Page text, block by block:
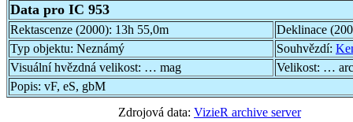
Data pro IC 953
Rektascenze (2000): 13h 55,0m
Deklinace
Typ objektu: Neznámý Souhvězdí:
Visuální hvězdná velikost: … mag Velikost: …
Popis: vF, eS, gbM
Zdrojová data: VizieR archive server